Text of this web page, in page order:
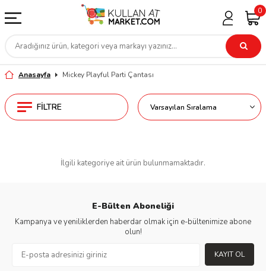
0
Anasayfa Mickey Playful Parti Çantası
FILTRE
İlgili kategoriye ait ürün bulunmamaktadır.
E-Bülten Aboneliği
Kampanya ve yeniliklerden haberdar olmak için e-bültenimize abone
olun!
KAYIT OL